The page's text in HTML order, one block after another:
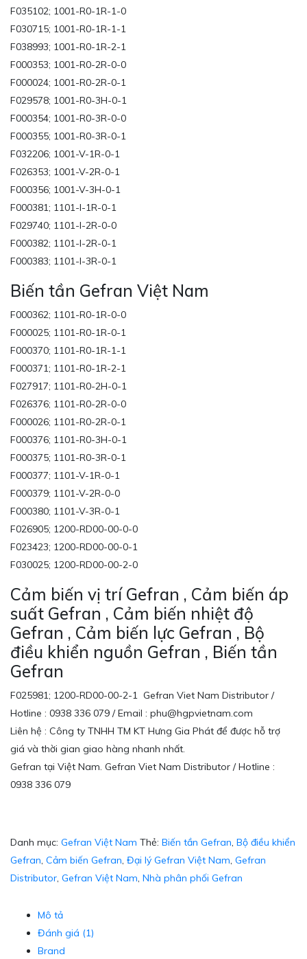
F035102; 1001-R0-1R-1-0
F030715; 1001-R0-1R-1-1
F038993; 1001-R0-1R-2-1
F000353; 1001-R0-2R-0-0
F000024; 1001-R0-2R-0-1
F029578; 1001-R0-3H-0-1
F000354; 1001-R0-3R-0-0
F000355; 1001-R0-3R-0-1
F032206; 1001-V-1R-0-1
F026353; 1001-V-2R-0-1
F000356; 1001-V-3H-0-1
F000381; 1101-I-1R-0-1
F029740; 1101-I-2R-0-0
F000382; 1101-I-2R-0-1
F000383; 1101-I-3R-0-1
Biến tần Gefran Việt Nam
F000362; 1101-R0-1R-0-0
F000025; 1101-R0-1R-0-1
F000370; 1101-R0-1R-1-1
F000371; 1101-R0-1R-2-1
F027917; 1101-R0-2H-0-1
F026376; 1101-R0-2R-0-0
F000026; 1101-R0-2R-0-1
F000376; 1101-R0-3H-0-1
F000375; 1101-R0-3R-0-1
F000377; 1101-V-1R-0-1
F000379; 1101-V-2R-0-0
F000380; 1101-V-3R-0-1
F026905; 1200-RD00-00-0-0
F023423; 1200-RD00-00-0-1
F030025; 1200-RD00-00-2-0
Cảm biến vị trí Gefran , Cảm biến áp
suất Gefran , Cảm biến nhiệt độ
Gefran , Cảm biến lực Gefran , Bộ
điều khiển nguồn Gefran , Biến tần
Gefran
F025981; 1200-RD00-00-2-1 Gefran Viet Nam Distributor /
Hotline : 0938 336 079 / Email : phu@hgpvietnam.com
Liên hệ : Công ty TNHH TM KT Hưng Gia Phát để được hỗ trợ
giá và thời gian giao hàng nhanh nhất.
Gefran tại Việt Nam. Gefran Viet Nam Distributor / Hotline :
0938 336 079
Danh mục: Gefran Việt Nam Thẻ: Biến tần Gefran, Bộ điều khiển
Gefran, Cảm biến Gefran, Đại lý Gefran Việt Nam, Gefran
Distributor, Gefran Việt Nam, Nhà phân phối Gefran
Mô tả
Đánh giá (1)
Brand